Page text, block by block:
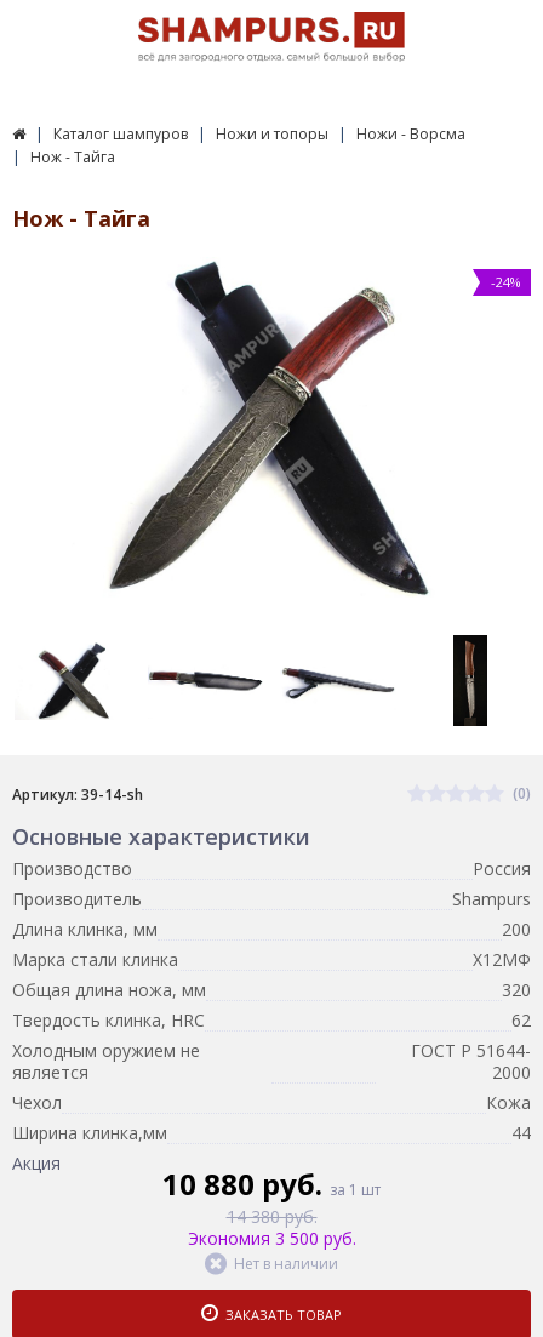
Каталог шампуров Ножи и топоры
Ножи - Ворсма
Нож - Тайга
Нож - Тайга
-24%
Артикул: 39-14-sh (0)
Основные характеристики
Производство
Россия
Производитель
Shampurs
Длина клинка, мм
200
Марка стали клинка
Х12МФ
Общая длина ножа, мм
320
Твердость клинка, HRC
62
Холодным оружием не
является
ГОСТ Р 51644-
2000
Чехол
Кожа
Ширина клинка,мм
44
Акция
10 880 руб. за 1 шт
14 380 руб.
Экономия 3 500 руб.
Нет в наличии
ЗАКАЗАТЬ ТОВАР